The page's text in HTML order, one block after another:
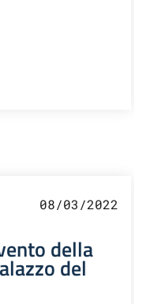
08/03/2022
della
del